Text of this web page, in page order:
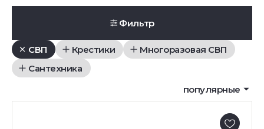
Фильтр
СВП Крестики
Многоразовая СВП
Сантехника
популярные